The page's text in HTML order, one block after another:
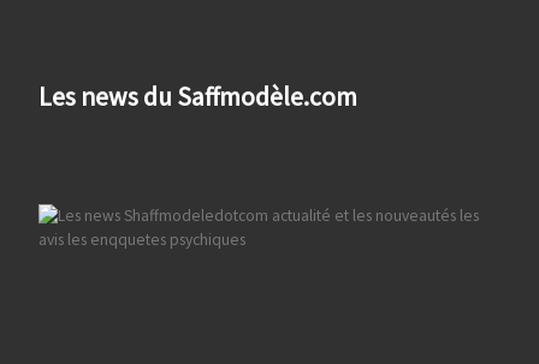
Les news du Saffmodèle.com